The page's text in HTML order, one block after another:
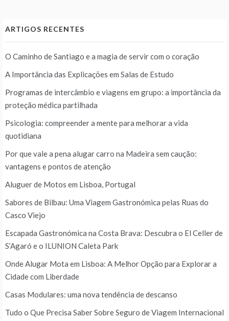
ARTIGOS RECENTES
O Caminho de Santiago e a magia de servir com o coração
A Importância das Explicações em Salas de Estudo
Programas de intercâmbio e viagens em grupo: a importância da
proteção médica partilhada
Psicologia: compreender a mente para melhorar a vida
quotidiana
Por que vale a pena alugar carro na Madeira sem caução:
vantagens e pontos de atenção
Aluguer de Motos em Lisboa, Portugal
Sabores de Bilbau: Uma Viagem Gastronómica pelas Ruas do
Casco Viejo
Escapada Gastronómica na Costa Brava: Descubra o El Celler de
S’Agaró e o ILUNION Caleta Park
Onde Alugar Mota em Lisboa: A Melhor Opção para Explorar a
Cidade com Liberdade
Casas Modulares: uma nova tendência de descanso
Tudo o Que Precisa Saber Sobre Seguro de Viagem Internacional